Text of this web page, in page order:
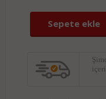
Sepete ekle